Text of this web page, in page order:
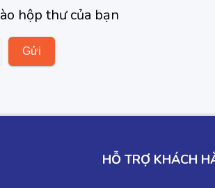
hộp thư của bạn
HỖ TRỢ KHÁCH